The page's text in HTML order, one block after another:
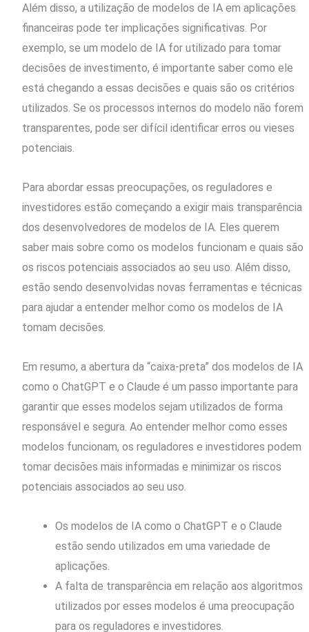
Além disso, a utilização de modelos de IA em aplicações
financeiras pode ter implicações significativas. Por
exemplo, se um modelo de IA for utilizado para tomar
decisões de investimento, é importante saber como ele
está chegando a essas decisões e quais são os critérios
utilizados. Se os processos internos do modelo não forem
transparentes, pode ser difícil identificar erros ou vieses
potenciais.
Para abordar essas preocupações, os reguladores e
investidores estão começando a exigir mais transparência
dos desenvolvedores de modelos de IA. Eles querem
saber mais sobre como os modelos funcionam e quais são
os riscos potenciais associados ao seu uso. Além disso,
estão sendo desenvolvidas novas ferramentas e técnicas
para ajudar a entender melhor como os modelos de IA
tomam decisões.
Em resumo, a abertura da “caixa-preta” dos modelos de IA
como o ChatGPT e o Claude é um passo importante para
garantir que esses modelos sejam utilizados de forma
responsável e segura. Ao entender melhor como esses
modelos funcionam, os reguladores e investidores podem
tomar decisões mais informadas e minimizar os riscos
potenciais associados ao seu uso.
Os modelos de IA como o ChatGPT e o Claude
estão sendo utilizados em uma variedade de
aplicações.
A falta de transparência em relação aos algoritmos
utilizados por esses modelos é uma preocupação
para os reguladores e investidores.